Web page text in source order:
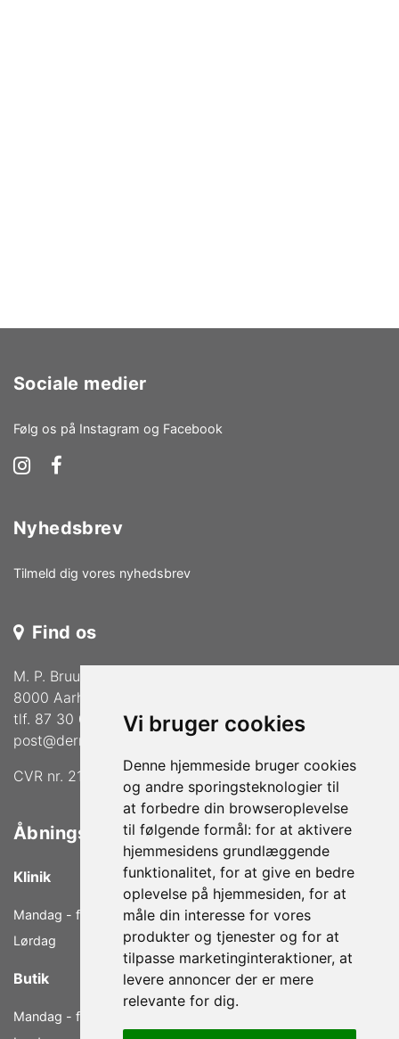
Vi bruger cookies
Denne hjemmeside bruger cookies
og andre sporingsteknologier til
at forbedre din browseroplevelse
til følgende formål: for at aktivere
hjemmesidens grundlæggende
funktionalitet, for at give en bedre
oplevelse på hjemmesiden, for at
måle din interesse for vores
produkter og tjenester og for at
tilpasse marketinginteraktioner, at
levere annoncer der er mere
relevante for dig.
Sociale medier
Følg os på Instagram og Facebook
Nyhedsbrev
Tilmeld dig vores nyhedsbrev
Find os
M. P. Bruuns Gade 36
8000 Aarhus C
tlf. 87 30 02 33
post@dermalogica-aarhus.dk
CVR nr. 21772739
Åbningstider
Klinik
Mandag - fredag
9.00 - 18.00
Lørdag
9.00 - 14.00
Butik
Mandag - fredag